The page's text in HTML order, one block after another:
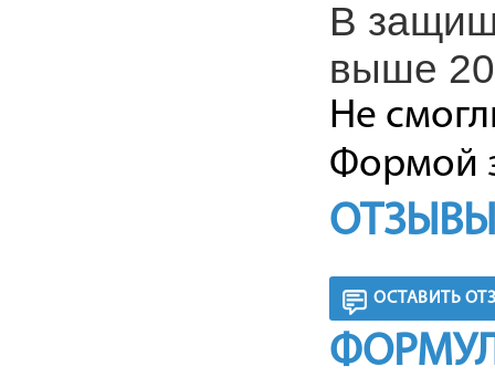
В
выше
Не
Формой
ОСТАВИТЬ